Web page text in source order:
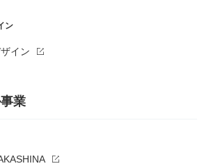
ン
イン
業